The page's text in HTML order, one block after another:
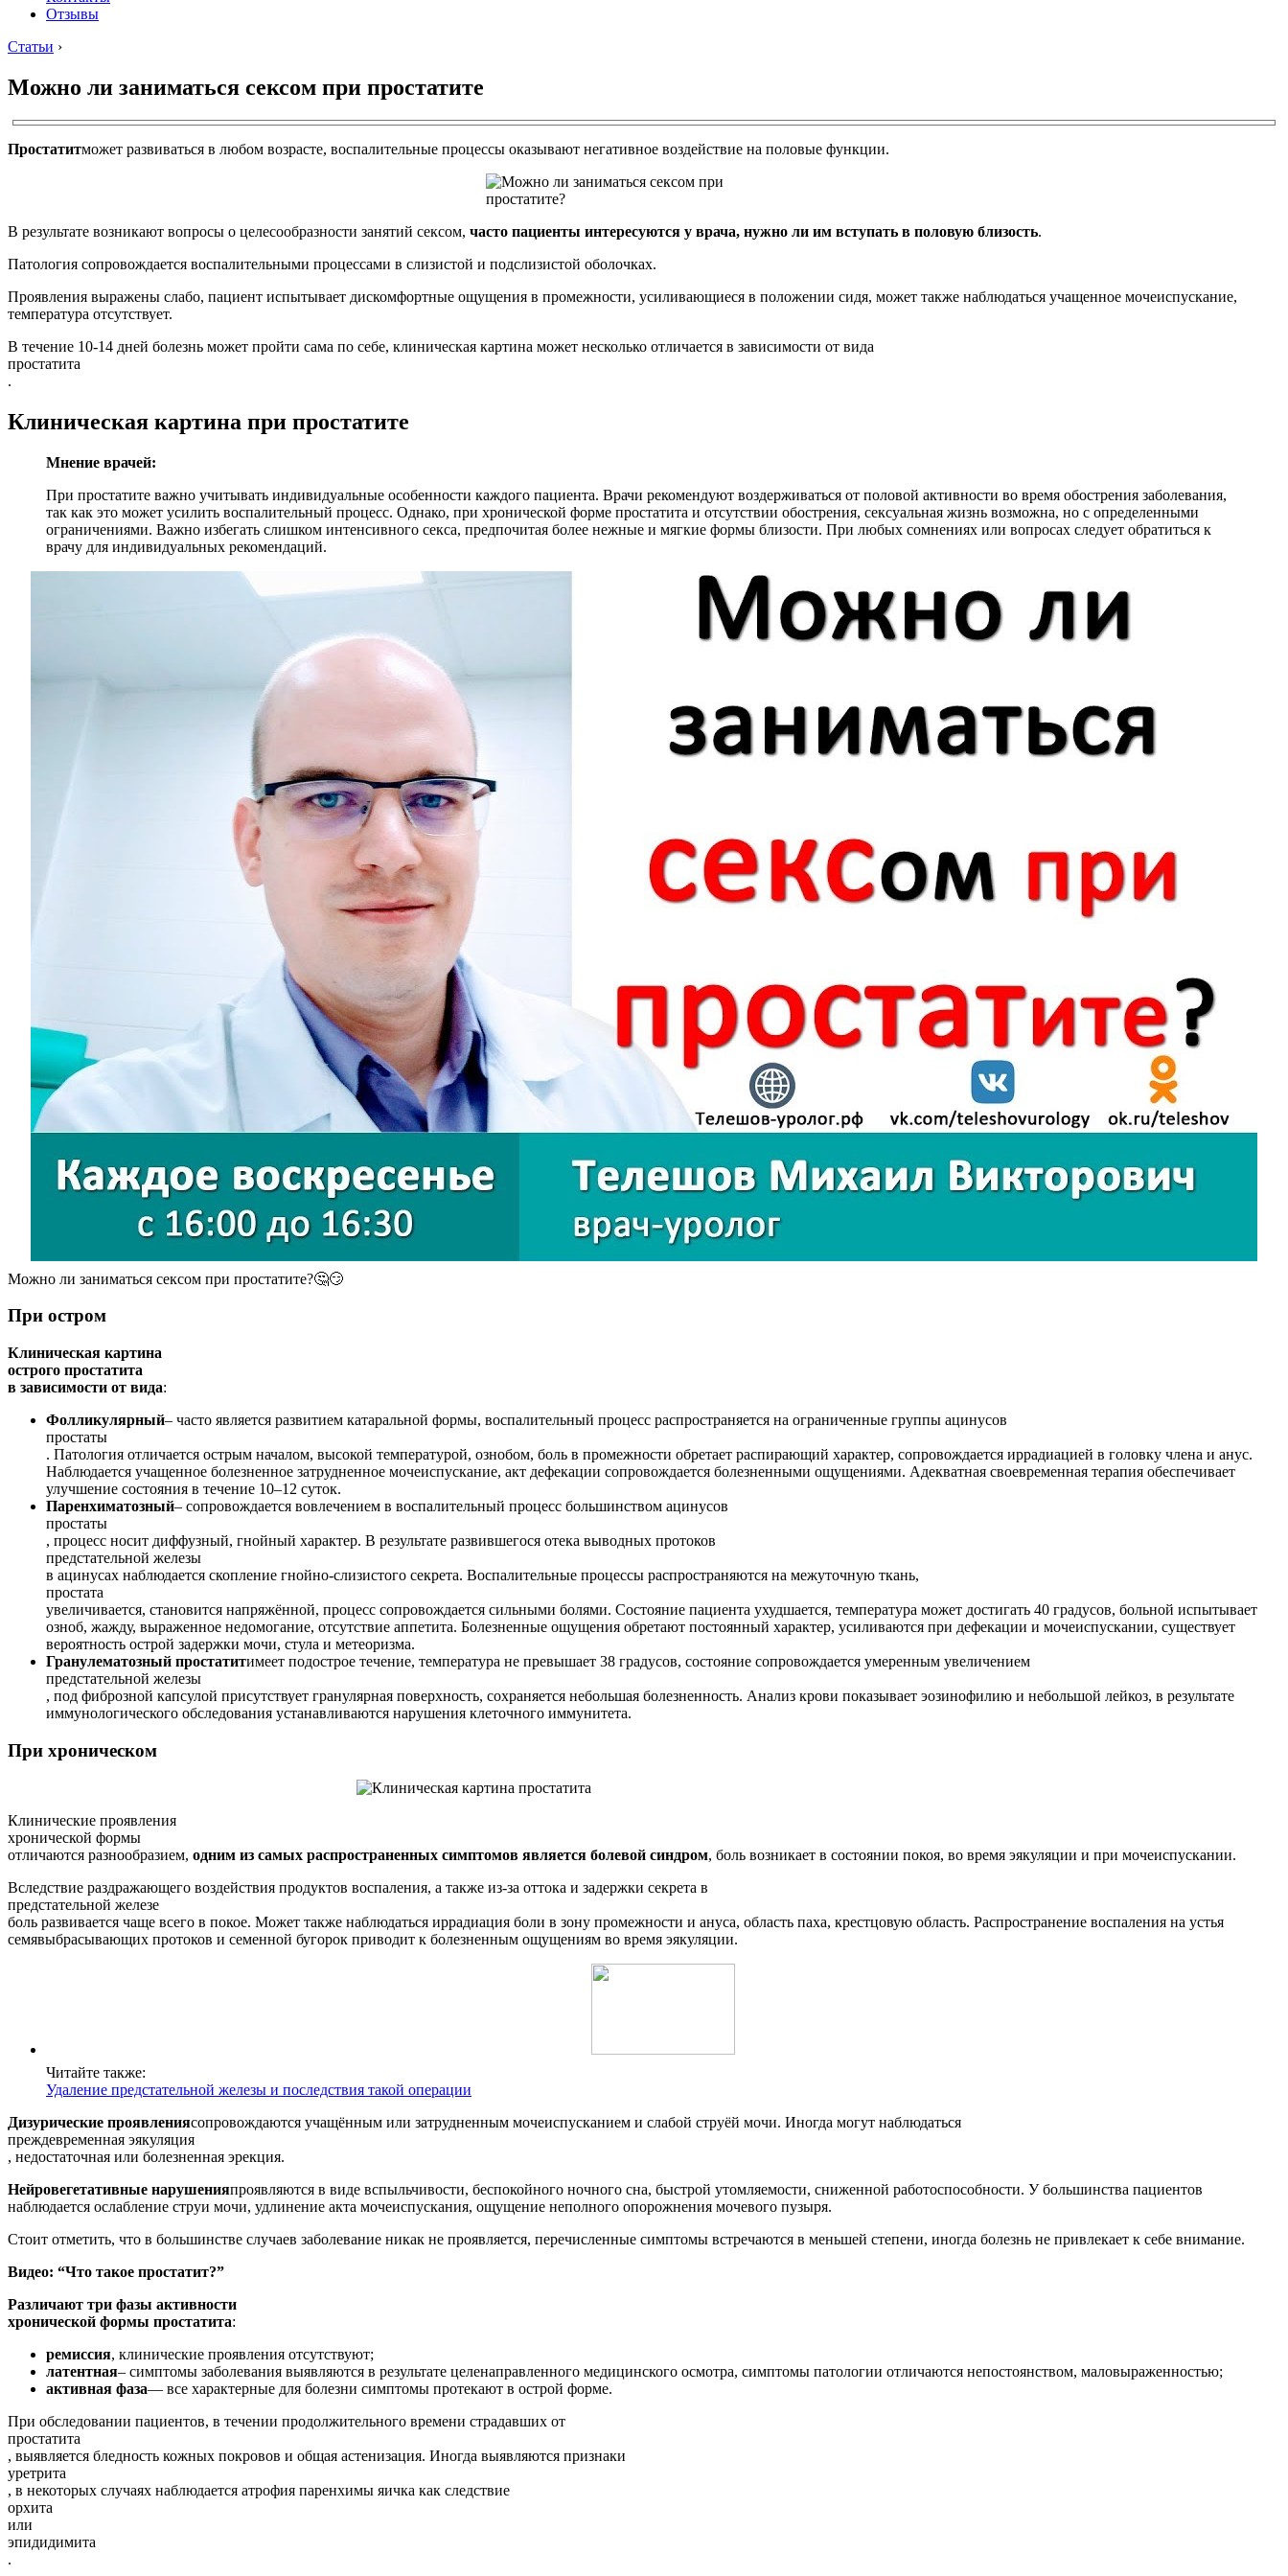
Отзывы
Статьи ›
Можно ли заниматься сексом при простатите
Простатитможет развиваться в любом возрасте, воспалительные процессы оказывают негативное воздействие на половые функции.
В результате возникают вопросы о целесообразности занятий сексом, часто пациенты интересуются у врача, нужно ли им вступать в половую близость.
Патология сопровождается воспалительными процессами в слизистой и подслизистой оболочках.
Проявления выражены слабо, пациент испытывает дискомфортные ощущения в промежности, усиливающиеся в положении сидя, может также наблюдаться учащенное мочеиспускание,
температура отсутствует.
В течение 10-14 дней болезнь может пройти сама по себе, клиническая картина может несколько отличается в зависимости от вида
простатита
.
Клиническая картина при простатите
Мнение врачей:
При простатите важно учитывать индивидуальные особенности каждого пациента. Врачи рекомендуют воздерживаться от половой активности во время обострения заболевания,
так как это может усилить воспалительный процесс. Однако, при хронической форме простатита и отсутствии обострения, сексуальная жизнь возможна, но с определенными
ограничениями. Важно избегать слишком интенсивного секса, предпочитая более нежные и мягкие формы близости. При любых сомнениях или вопросах следует обратиться к
врачу для индивидуальных рекомендаций.
Можно ли заниматься сексом при простатите?🤔😏
При остром
Клиническая картина
острого простатита
в зависимости от вида:
Фолликулярный– часто является развитием катаральной формы, воспалительный процесс распространяется на ограниченные группы ацинусов
простаты
. Патология отличается острым началом, высокой температурой, ознобом, боль в промежности обретает распирающий характер, сопровождается иррадиацией в головку члена и анус.
Наблюдается учащенное болезненное затрудненное мочеиспускание, акт дефекации сопровождается болезненными ощущениями. Адекватная своевременная терапия обеспечивает
улучшение состояния в течение 10–12 суток.
Паренхиматозный– сопровождается вовлечением в воспалительный процесс большинством ацинусов
простаты
, процесс носит диффузный, гнойный характер. В результате развившегося отека выводных протоков
предстательной железы
в ацинусах наблюдается скопление гнойно-слизистого секрета. Воспалительные процессы распространяются на межуточную ткань,
простата
увеличивается, становится напряжённой, процесс сопровождается сильными болями. Состояние пациента ухудшается, температура может достигать 40 градусов, больной испытывает
озноб, жажду, выраженное недомогание, отсутствие аппетита. Болезненные ощущения обретают постоянный характер, усиливаются при дефекации и мочеиспускании, существует
вероятность острой задержки мочи, стула и метеоризма.
Гранулематозный простатитимеет подострое течение, температура не превышает 38 градусов, состояние сопровождается умеренным увеличением
предстательной железы
, под фиброзной капсулой присутствует гранулярная поверхность, сохраняется небольшая болезненность. Анализ крови показывает эозинофилию и небольшой лейкоз, в результате
иммунологического обследования устанавливаются нарушения клеточного иммунитета.
При хроническом
Клинические проявления
хронической формы
отличаются разнообразием, одним из самых распространенных симптомов является болевой синдром, боль возникает в состоянии покоя, во время эякуляции и при мочеиспускании.
Вследствие раздражающего воздействия продуктов воспаления, а также из-за оттока и задержки секрета в
предстательной железе
боль развивается чаще всего в покое. Может также наблюдаться иррадиация боли в зону промежности и ануса, область паха, крестцовую область. Распространение воспаления на устья
семявыбрасывающих протоков и семенной бугорок приводит к болезненным ощущениям во время эякуляции.
Читайте также:
Удаление предстательной железы и последствия такой операции
Дизурические проявлениясопровождаются учащённым или затрудненным мочеиспусканием и слабой струёй мочи. Иногда могут наблюдаться
преждевременная эякуляция
, недостаточная или болезненная эрекция.
Нейровегетативные нарушенияпроявляются в виде вспыльчивости, беспокойного ночного сна, быстрой утомляемости, сниженной работоспособности. У большинства пациентов
наблюдается ослабление струи мочи, удлинение акта мочеиспускания, ощущение неполного опорожнения мочевого пузыря.
Стоит отметить, что в большинстве случаев заболевание никак не проявляется, перечисленные симптомы встречаются в меньшей степени, иногда болезнь не привлекает к себе внимание.
Видео: “Что такое простатит?”
Различают три фазы активности
хронической формы простатита:
ремиссия, клинические проявления отсутствуют;
латентная– симптомы заболевания выявляются в результате целенаправленного медицинского осмотра, симптомы патологии отличаются непостоянством, маловыраженностью;
активная фаза— все характерные для болезни симптомы протекают в острой форме.
При обследовании пациентов, в течении продолжительного времени страдавших от
простатита
, выявляется бледность кожных покровов и общая астенизация. Иногда выявляются признаки
уретрита
, в некоторых случаях наблюдается атрофия паренхимы яичка как следствие
орхита
или
эпидидимита
.